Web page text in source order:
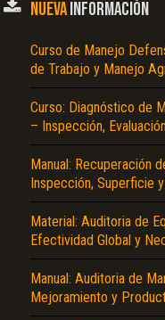
NUEVAINFORMACIÓN
Curso de Manejo
de Trabajo y Manejo
Curso: Diagnóstico de
– Inspección,
Manual: Recuperación
Inspección, Superficie
Material: Auditoria de
Efectividad Global y
Manual: Auditoria de
Mejoramiento y